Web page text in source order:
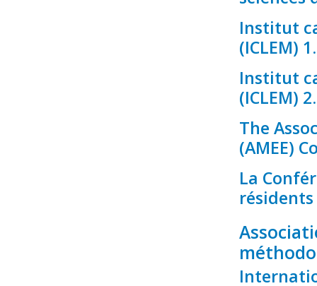
Institut
(ICLEM)
Institut
(ICLEM)
The
(AMEE)
La
résidents